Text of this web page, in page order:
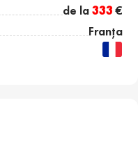
de la333€
Franța